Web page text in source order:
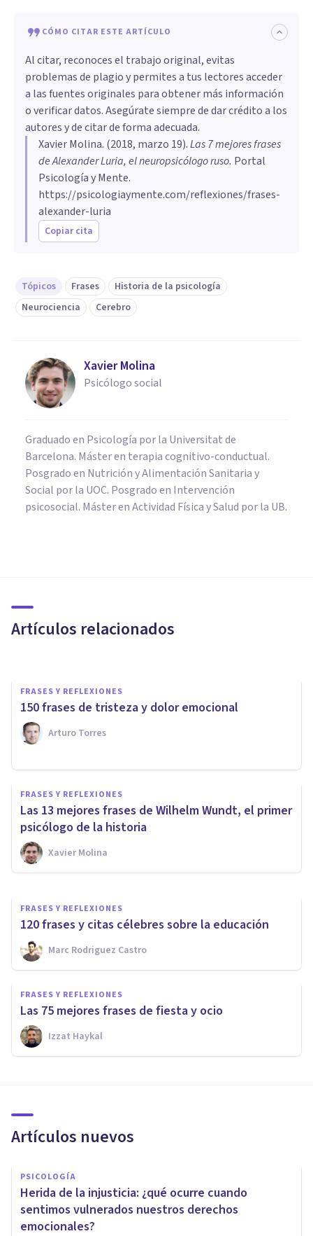
CÓMO CITAR ESTE ARTÍCULO
Al citar, reconoces el trabajo original, evitas
problemas de plagio y permites a tus lectores acceder
a las fuentes originales para obtener más información
o verificar datos. Asegúrate siempre de dar crédito a los
autores y de citar de forma adecuada.
Xavier Molina. (2018, marzo 19).Las 7 mejores frases
de Alexander Luria, el neuropsicólogo ruso. Portal
Psicología y Mente.
https://psicologiaymente.com/reflexiones/frases-
alexander-luria
Copiar cita
Tópicos Frases
Historia de la psicología
Neurociencia
Cerebro
Xavier Molina
Psicólogo social
Graduado en Psicología por la Universitat de
Barcelona. Máster en terapia cognitivo-conductual.
Posgrado en Nutrición y Alimentación Sanitaria y
Social por la UOC. Posgrado en Intervención
psicosocial. Máster en Actividad Física y Salud por la UB.
Artículos relacionados
Jacques Lacan
FRASES Y REFLEXIONES
150 frases de tristeza y dolor emocional
Arturo Torres
FRASES Y REFLEXIONES
Las 13 mejores frases de Wilhelm Wundt, el primer
psicólogo de la historia
Xavier Molina
100 frases poéticas llenas de
sensibilidad
Isha Sarmiento
FRASES Y REFLEXIONES
120 frases y citas célebres sobre la educación
Marc Rodriguez Castro
FRASES Y REFLEXIONES
Las 75 mejores frases de fiesta y ocio
Izzat Haykal
Artículos nuevos
PSICOLOGÍA
Herida de la injusticia: ¿qué ocurre cuando
sentimos vulnerados nuestros derechos
emocionales?